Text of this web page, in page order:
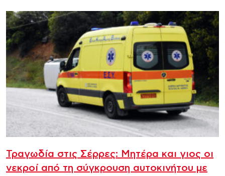
Τραγωδία στις Σέρρες: Μητέρα και γιος οι
νεκροί από τη σύγκρουση αυτοκινήτου με